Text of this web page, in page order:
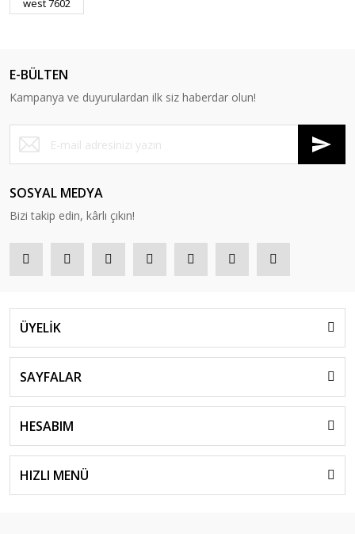
west 7602
E-BÜLTEN
Kampanya ve duyurulardan ilk siz haberdar olun!
SOSYAL MEDYA
Bizi takip edin, kârlı çıkın!
ÜYELİK
SAYFALAR
HESABIM
HIZLI MENÜ